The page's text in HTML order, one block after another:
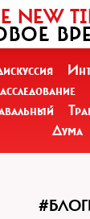
NEW
Дума